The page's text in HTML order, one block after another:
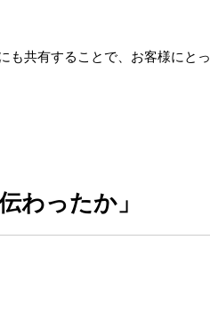
も共有することで、お客様にとっ
わったか」